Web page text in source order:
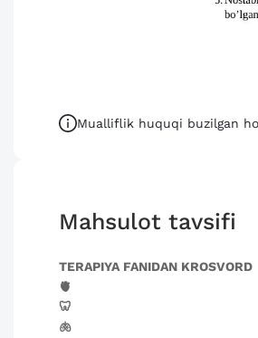
Mualliflik huquqi buzilgan
Mahsulot tavsifi
TERAPIYA FANIDAN KROSVORD
🫀
🦷
🫁